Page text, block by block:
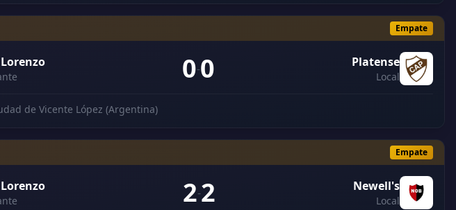
Empate
0-0 Platense
Local
de Vicente López (Argentina)
Empate
2-2 Newell's
Local